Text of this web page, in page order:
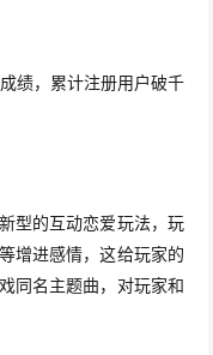
绩，累计注册用户破千
型的互动恋爱玩法，玩
增进感情，这给玩家的
同名主题曲，对玩家和